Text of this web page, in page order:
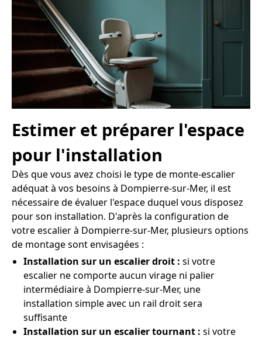
Estimer et préparer l'espace
pour l'installation
Dès que vous avez choisi le type de monte-escalier
adéquat à vos besoins à Dompierre-sur-Mer, il est
nécessaire de évaluer l'espace duquel vous disposez
pour son installation. D'après la configuration de
votre escalier à Dompierre-sur-Mer, plusieurs options
de montage sont envisagées :
Installation sur un escalier droit : si votre
escalier ne comporte aucun virage ni palier
intermédiaire à Dompierre-sur-Mer, une
installation simple avec un rail droit sera
suffisante
Installation sur un escalier tournant : si votre